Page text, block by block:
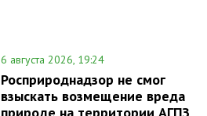
6 августа 2026, 19:24
Росприроднадзор не смог
взыскать возмещение вреда
природе на территории АГПЗ